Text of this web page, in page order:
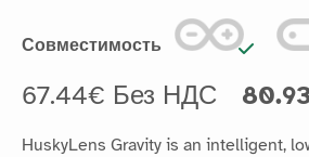
Совместимость
67.44€ Без НДС
HuskyLens Gravity is an intelligent,